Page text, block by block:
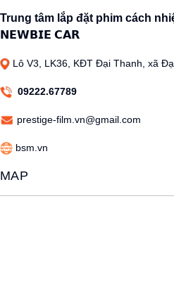
Trung tâm lắp đặt phim cách
𝗡𝗘𝗪𝗕𝗜𝗘 𝗖𝗔𝗥
Lô V3, LK36, KĐT Đại Thanh, xã
09222.67789
prestige-film.vn@gmail.com
bsm.vn
MAP